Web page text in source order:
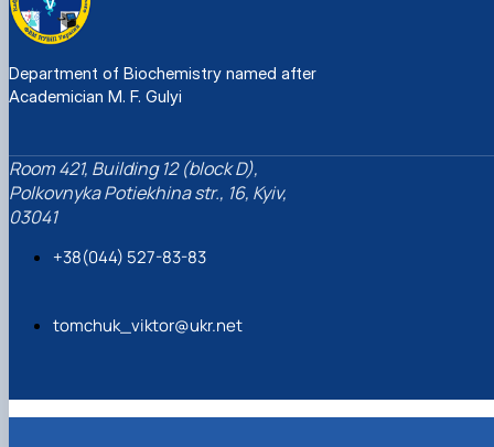
Department of Biochemistry named after
Academician M. F. Gulyi
Room 421, Building 12 (block D),
Polkovnyka Potiekhina str., 16, Kyiv,
03041
+38(044) 527-83-83
tomchuk_viktor@ukr.net